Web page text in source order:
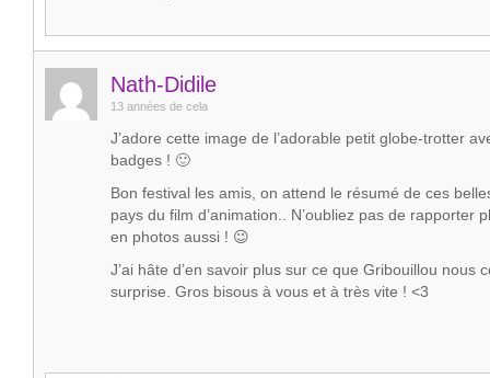
Nath-Didile
13 années de cela
J’adore cette image de l’adorable petit globe-trotter
badges ! 🙂
Bon festival les amis, on attend le résumé de ces
pays du film d’animation.. N’oubliez pas de rapporter
en photos aussi ! 😉
J’ai hâte d’en savoir plus sur ce que Gribouillou nous
surprise. Gros bisous à vous et à très vite ! <3